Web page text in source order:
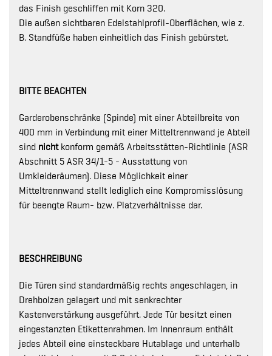
das Finish geschliffen mit Korn 320.
Die außen sichtbaren Edelstahlprofil-Oberflächen, wie z.
B. Standfüße haben einheitlich das Finish gebürstet.
BITTE BEACHTEN
Garderobenschränke (Spinde) mit einer Abteilbreite von
400 mm in Verbindung mit einer Mitteltrennwand je Abteil
sind nichtkonform gemäß Arbeitsstätten-Richtlinie (ASR
Abschnitt 5 ASR 34/1-5 - Ausstattung von
Umkleideräumen). Diese Möglichkeit einer
Mitteltrennwand stellt lediglich eine Kompromisslösung
für beengte Raum- bzw. Platzverhältnisse dar.
BESCHREIBUNG
Die Türen sind standardmäßig rechts angeschlagen, in
Drehbolzen gelagert und mit senkrechter
Kastenverstärkung ausgeführt. Jede Tür besitzt einen
eingestanzten Etikettenrahmen. Im Innenraum enthält
jedes Abteil eine einsteckbare Hutablage und unterhalb